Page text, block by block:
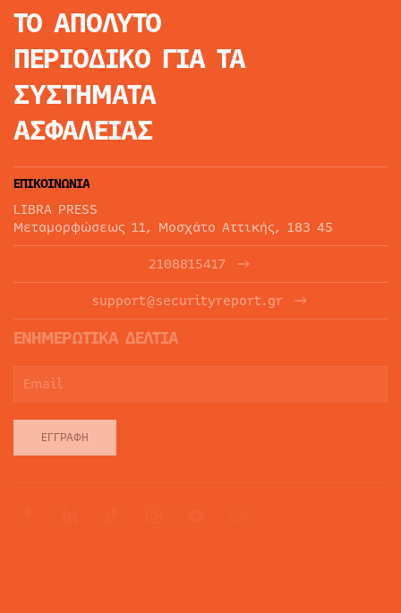
ΤΟ ΑΠΟΛΥΤΟ
ΠΕΡΙΟΔΙΚΟ ΓΙΑ ΤΑ
ΣΥΣΤΗΜΑΤΑ
ΑΣΦΑΛΕΙΑΣ
ΕΠΙΚΟΙΝΩΝΙΑ
LIBRA PRESS
Μεταμορφώσεως 11, Μοσχάτο Αττικής, 183 45
2108815417
support@securityreport.gr
ΕΝΗΜΕΡΩΤΙΚΑ ΔΕΛΤΙΑ
ΕΓΓΡΑΦΉ